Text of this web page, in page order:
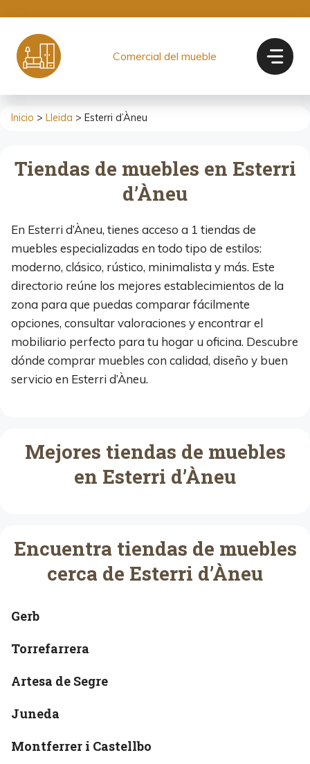
contenido
Comercial del mueble
Inicio > Lleida > Esterri d’Àneu
Tiendas de muebles en Esterri
d’Àneu
En Esterri d’Àneu, tienes acceso a 1 tiendas de
muebles especializadas en todo tipo de estilos:
moderno, clásico, rústico, minimalista y más. Este
directorio reúne los mejores establecimientos de la
zona para que puedas comparar fácilmente
opciones, consultar valoraciones y encontrar el
mobiliario perfecto para tu hogar u oficina. Descubre
dónde comprar muebles con calidad, diseño y buen
servicio en Esterri d’Àneu.
Mejores tiendas de muebles
en Esterri d’Àneu
Encuentra tiendas de muebles
cerca de Esterri d’Àneu
Gerb
Torrefarrera
Artesa de Segre
Juneda
Montferrer i Castellbo